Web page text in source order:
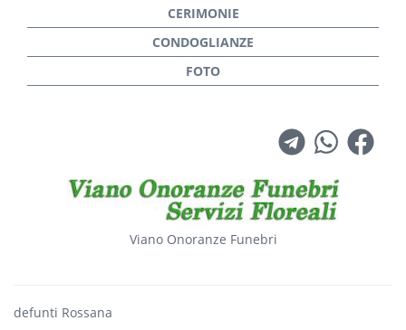
Viano Onoranze Funebri
defunti Rossana